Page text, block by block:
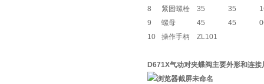
8
紧固螺栓 35 35
9
螺母 45 45
10
操作手柄 ZL101
D671X气动对夹蝶阀主要外形和连接